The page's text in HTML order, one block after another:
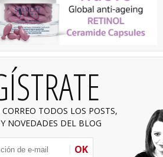
TODOS LOS POSTS,
NOVEDADES DEL BLOG
OK